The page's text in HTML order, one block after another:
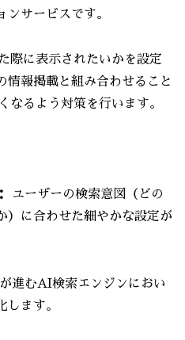
ンサービスです。
際に表示されたいかを設定
情報掲載と組み合わせること
なるよう対策を行います。
ユーザーの検索意図（どの
）に合わせた細やかな設定が
進むAI検索エンジンにおい
します。